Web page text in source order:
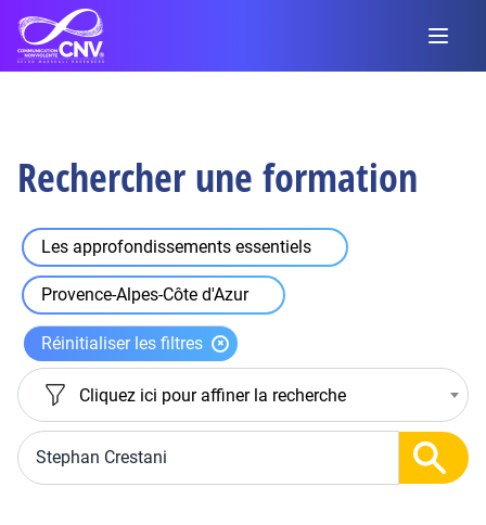
Rechercher une formation
Les approfondissements essentiels
Provence-Alpes-Côte d'Azur
Réinitialiser les filtres
Cliquez ici pour affiner la recherche